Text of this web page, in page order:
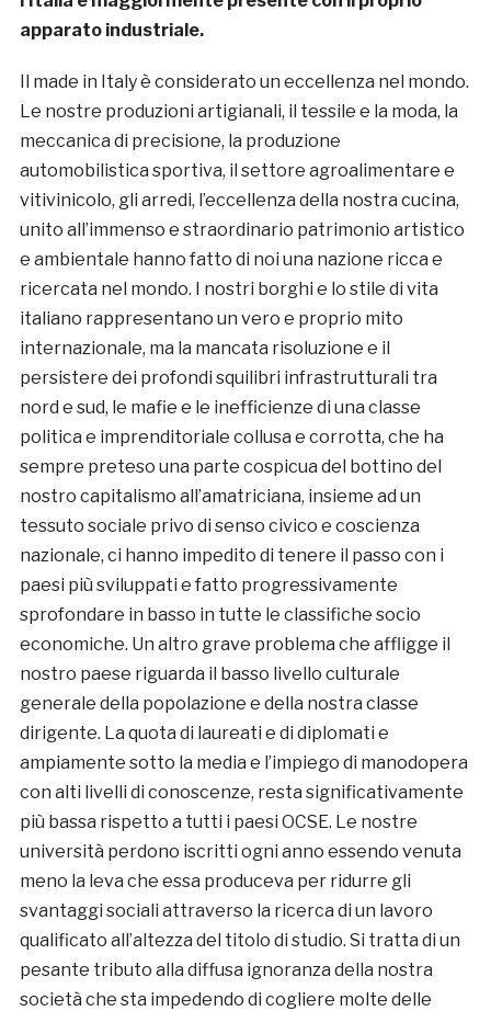
apparato industriale.
Il made in Italy è considerato un eccellenza nel mondo.
Le nostre produzioni artigianali, il tessile e la moda, la
meccanica di precisione, la produzione
automobilistica sportiva, il settore agroalimentare e
vitivinicolo, gli arredi, l’eccellenza della nostra cucina,
unito all’immenso e straordinario patrimonio artistico
e ambientale hanno fatto di noi una nazione ricca e
ricercata nel mondo. I nostri borghi e lo stile di vita
italiano rappresentano un vero e proprio mito
internazionale, ma la mancata risoluzione e il
persistere dei profondi squilibri infrastrutturali tra
nord e sud, le mafie e le inefficienze di una classe
politica e imprenditoriale collusa e corrotta, che ha
sempre preteso una parte cospicua del bottino del
nostro capitalismo all’amatriciana, insieme ad un
tessuto sociale privo di senso civico e coscienza
nazionale, ci hanno impedito di tenere il passo con i
paesi più sviluppati e fatto progressivamente
sprofondare in basso in tutte le classifiche socio
economiche. Un altro grave problema che affligge il
nostro paese riguarda il basso livello culturale
generale della popolazione e della nostra classe
dirigente. La quota di laureati e di diplomati e
ampiamente sotto la media e l’impiego di manodopera
con alti livelli di conoscenze, resta significativamente
più bassa rispetto a tutti i paesi OCSE. Le nostre
università perdono iscritti ogni anno essendo venuta
meno la leva che essa produceva per ridurre gli
svantaggi sociali attraverso la ricerca di un lavoro
qualificato all’altezza del titolo di studio. Si tratta di un
pesante tributo alla diffusa ignoranza della nostra
società che sta impedendo di cogliere molte delle